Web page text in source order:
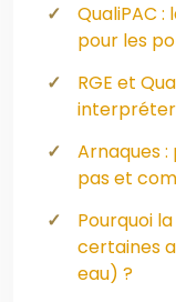
QualiPAC
pour les
RGE et
interpréter
Arnaques :
pas et
Pourquoi
certaines
eau) ?